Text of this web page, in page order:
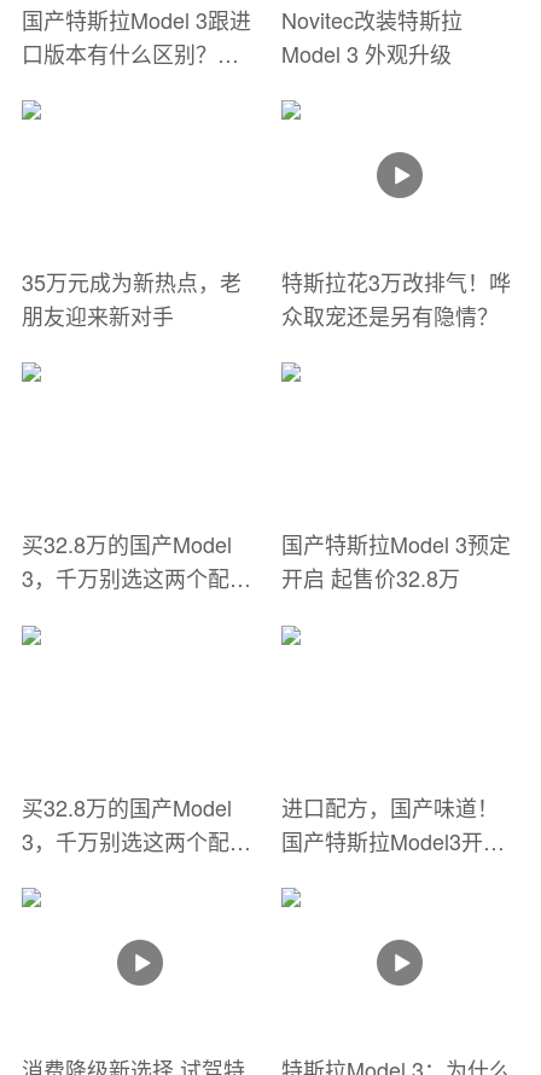
国产特斯拉Model 3跟进
口版本有什么区别？
Novitec改装特斯拉
Model 3 外观升级
35万元成为新热点，老
朋友迎来新对手
特斯拉花3万改排气！哗
众取宠还是另有隐情？
买32.8万的国产Model
3，千万别选这两个配
国产特斯拉Model 3预定
开启 起售价32.8万
买32.8万的国产Model
3，千万别选这两个配
进口配方，国产味道！
国产特斯拉Model3开启